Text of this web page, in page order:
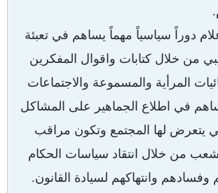
دوراً سياسياً مهماً يساهم في تعبئة
من خلال كتابات واقوال المفكرين
المرأية والمسموعة والاجتماعات
في اطلاع الجماهير على المشاكل
يتعرض لها المجتمع وتكون مراقب
من خلال انتقاد سياسات الحكام
وانتهاكهم لسيادة القانون.